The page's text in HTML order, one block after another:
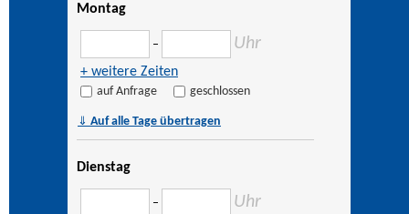
Montag
– Uhr
+ weitere Zeiten
auf Anfrage geschlossen
⇓ Auf alle Tage übertragen
Dienstag
– Uhr